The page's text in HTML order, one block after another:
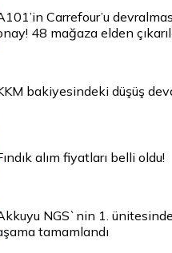
Carrefour’u
48 mağaza elden
bakiyesindeki düşüş
alım fiyatları belli oldu!
NGS`nin 1.
tamamlandı